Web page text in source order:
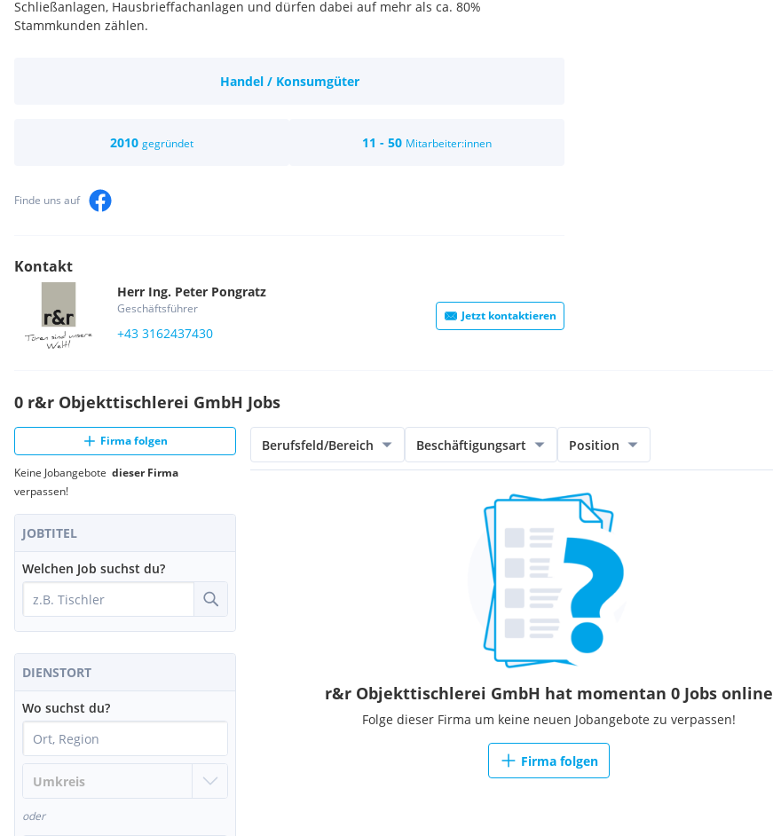
Schließanlagen, Hausbrieffachanlagen und dürfen dabei auf mehr als ca. 80%
Stammkunden zählen.
Handel / Konsumgüter
2010 gegründet 11 - 50 Mitarbeiter:innen
Finde uns auf
Kontakt
Herr Ing. Peter Pongratz
Geschäftsführer
+43 3162437430
Jetzt kontaktieren
0 r&r Objekttischlerei GmbH Jobs
Firma folgen
Keine Jobangebote dieser Firma
verpassen!
JOBTITEL
Welchen Job suchst du?
DIENSTORT
Wo suchst du?
oder
Berufsfeld/Bereich Beschäftigungsart Position
r&r Objekttischlerei GmbH hat momentan 0 Jobs online
Folge dieser Firma um keine neuen Jobangebote zu verpassen!
Firma folgen